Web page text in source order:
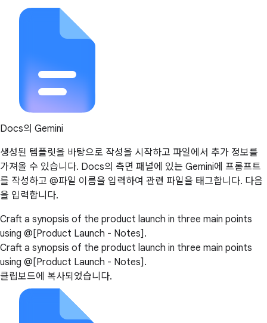
Docs의 Gemini
생성된 템플릿을 바탕으로 작성을 시작하고 파일에서 추가 정보를
가져올 수 있습니다. Docs의 측면 패널에 있는 Gemini에 프롬프트
를 작성하고 @파일 이름을 입력하여 관련 파일을 태그합니다. 다음
을 입력합니다.
Craft a synopsis of the product launch in three main points
using @[Product Launch - Notes].
Craft a synopsis of the product launch in three main points
using @[Product Launch - Notes].
클립보드에 복사되었습니다.